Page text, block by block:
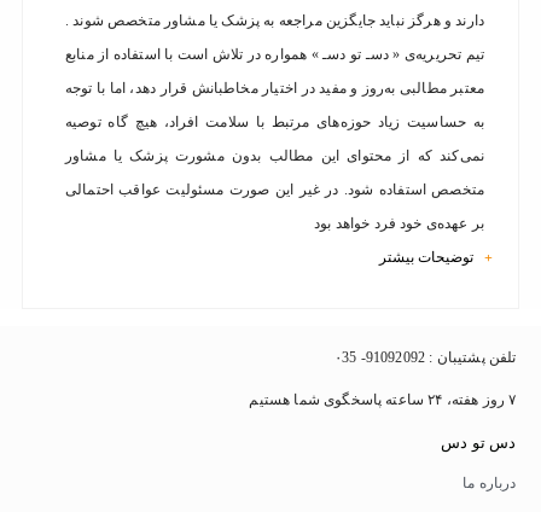
دارند و هرگز نباید جایگزین مراجعه به پزشک یا مشاور متخصص شوند .
تیم تحریریه‌ی « دسـ تو دسـ » همواره در تلاش است با استفاده از منابع
معتبر مطالبی به‌روز و مفید در اختیار مخاطبانش قرار دهد، اما با توجه
به حساسیت زیاد حوزه‌های مرتبط با سلامت افراد، هیچ گاه توصیه
نمی‌کند که از محتوای این مطالب بدون مشورت پزشک یا مشاور
متخصص استفاده شود. در غیر این صورت مسئولیت عواقب احتمالی
بر عهده‌ی خود فرد خواهد بود
+ توضیحات بیشتر
تلفن پشتیبان : 91092092- ۰35
۷ روز هفته، ۲۴ ساعته پاسخگوی شما هستیم
دس تو دس
درباره ما